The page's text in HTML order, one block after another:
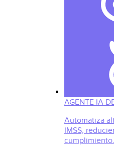
AGENTE IA
Automatiza
IMSS,
cumplimiento.